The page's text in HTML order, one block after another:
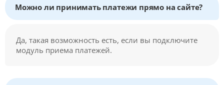
Можно ли принимать платежи прямо на сайте?
Да, такая возможность есть, если вы подключите
модуль приема платежей.